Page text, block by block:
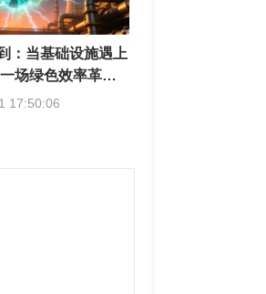
：当基础设施遇上
场绿色效率革命
17:50:06